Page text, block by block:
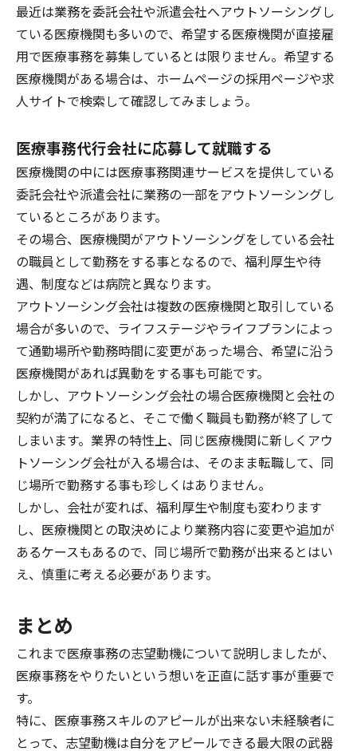
最近は業務を委託会社や派遣会社へアウトソーシングし
ている医療機関も多いので、希望する医療機関が直接雇
用で医療事務を募集しているとは限りません。希望する
医療機関がある場合は、ホームページの採用ページや求
人サイトで検索して確認してみましょう。
医療事務代行会社に応募して就職する
医療機関の中には医療事務関連サービスを提供している
委託会社や派遣会社に業務の一部をアウトソーシングし
ているところがあります。
その場合、医療機関がアウトソーシングをしている会社
の職員として勤務をする事となるので、福利厚生や待
遇、制度などは病院と異なります。
アウトソーシング会社は複数の医療機関と取引している
場合が多いので、ライフステージやライフプランによっ
て通勤場所や勤務時間に変更があった場合、 希望に沿う
医療機関があれば異動をする事も可能です。
しかし、アウトソーシング会社の場合医療機関と会社の
契約が満了になると、そこで働く職員も勤務が終了して
しまいます。業界の特性上、同じ医療機関に新しくアウ
トソーシング会社が入る場合は、そのまま転職して、同
じ場所で勤務する事も珍しくはありません。
しかし、会社が変れば、福利厚生や制度も変わります
し、医療機関との取決めにより業務内容に変更や追加が
あるケースもあるので、同じ場所で勤務が出来るとはい
え、慎重に考える必要があります。
まとめ
これまで医療事務の志望動機について説明しましたが、
医療事務をやりたいという想いを正直に話す事が重要で
す。
特に、医療事務スキルのアピールが出来ない未経験者に
とって、志望動機は自分をアピールできる最大限の武器